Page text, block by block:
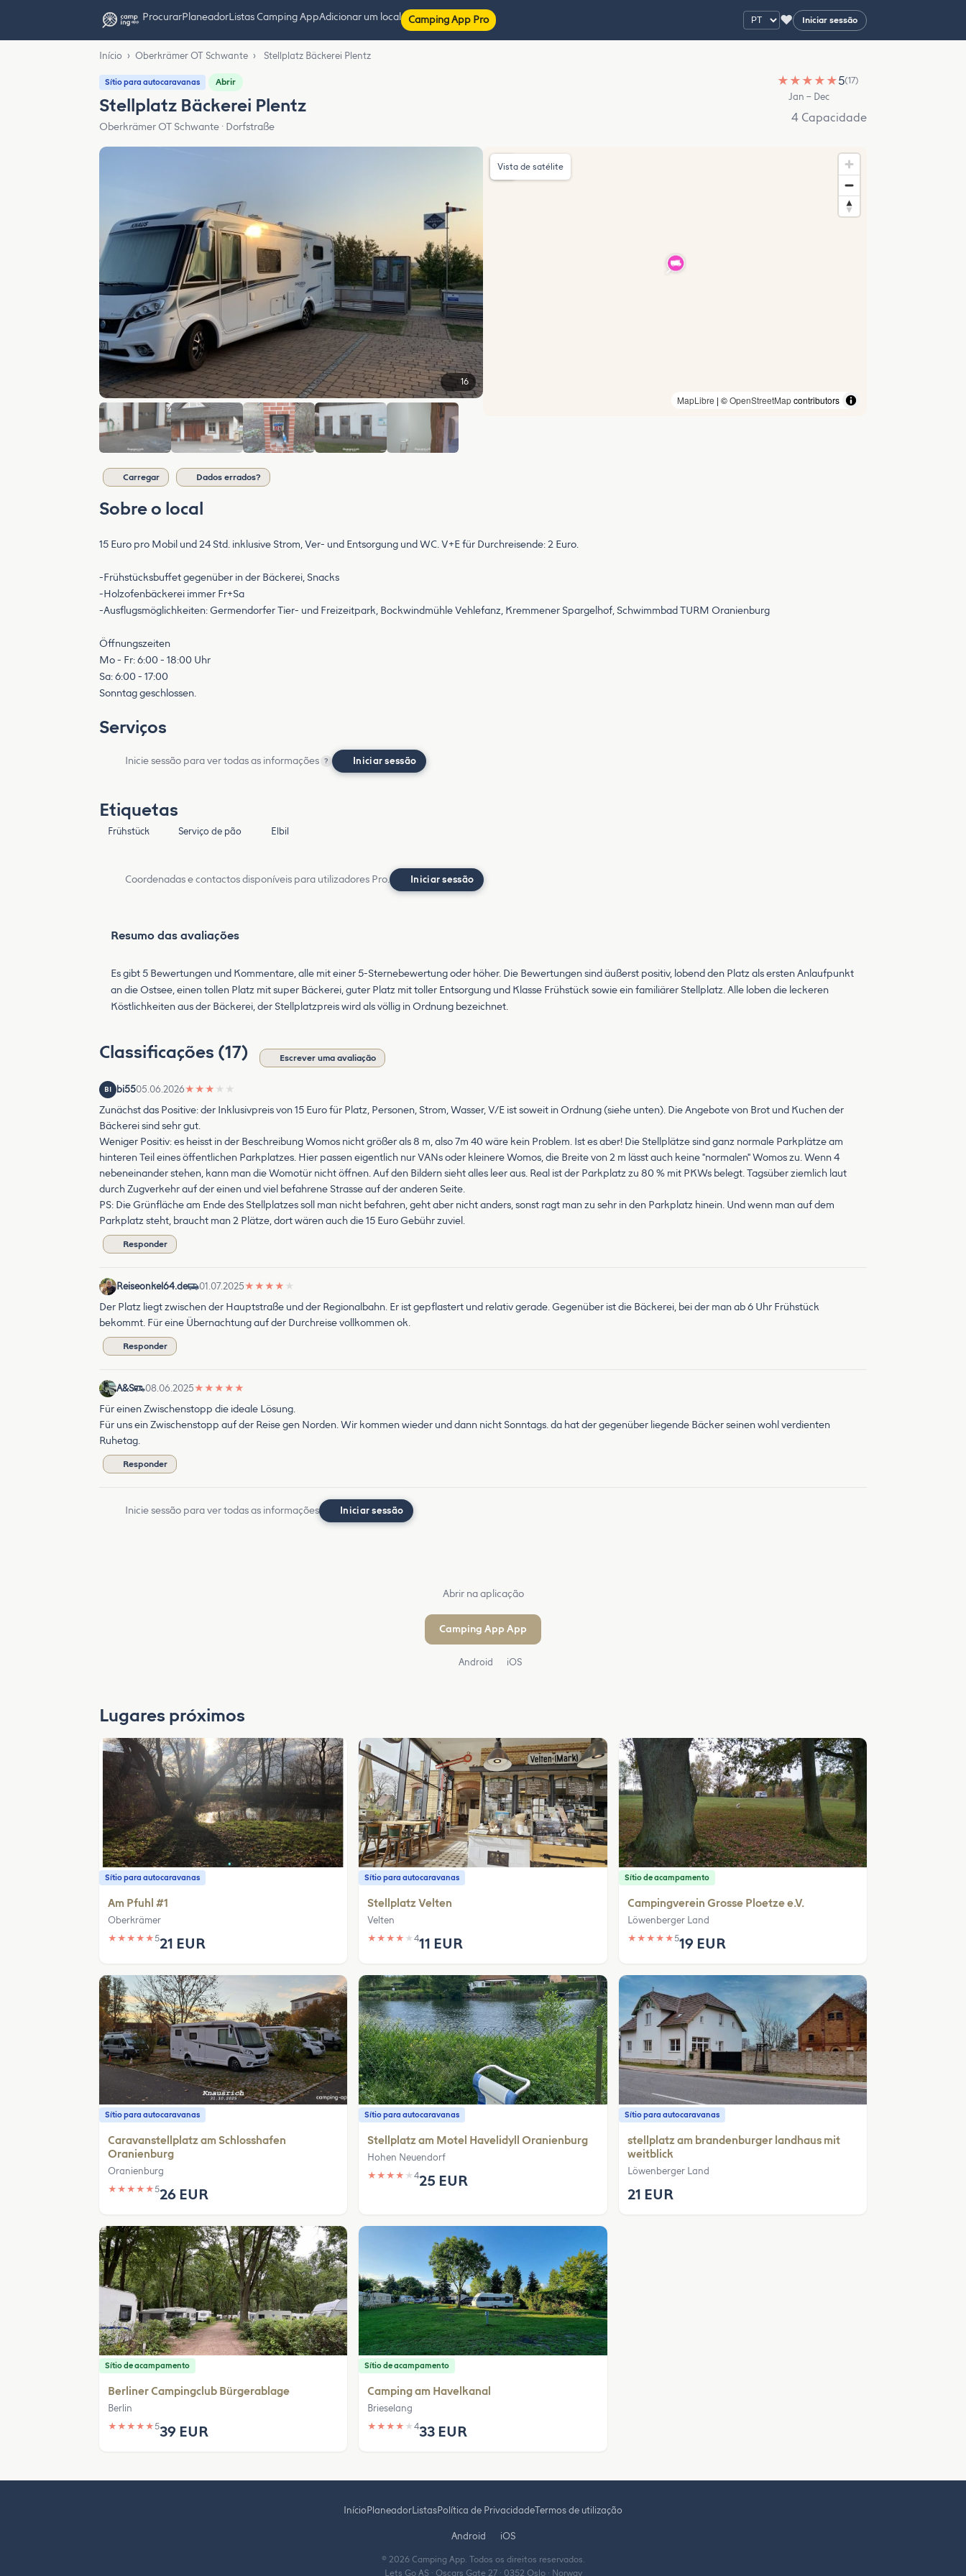
ProcurarPlaneadorListas Camping AppAdicionar um local Camping App Pro ♥ Iniciar sessão
Início › Oberkrämer OT Schwante › Stellplatz Bäckerei Plentz
Sítio para autocaravanas Abrir
Stellplatz Bäckerei Plentz
Oberkrämer OT Schwante · Dorfstraße
★ ★ ★ ★ ★5(17)
Jan – Dec
4 Capacidade
16
MapLibre | ©OpenStreetMapcontributors
Vista de satélite
Carregar Dados errados?
Sobre o local
15 Euro pro Mobil und 24 Std. inklusive Strom, Ver- und Entsorgung und WC. V+E für Durchreisende: 2 Euro.
-Frühstücksbuffet gegenüber in der Bäckerei, Snacks
-Holzofenbäckerei immer Fr+Sa
-Ausflugsmöglichkeiten: Germendorfer Tier- und Freizeitpark, Bockwindmühle Vehlefanz, Kremmener Spargelhof, Schwimmbad TURM Oranienburg
Öffnungszeiten
Mo - Fr: 6:00 - 18:00 Uhr
Sa: 6:00 - 17:00
Sonntag geschlossen.
Serviços
Inicie sessão para ver todas as informações ? Iniciar sessão
Etiquetas
Frühstück Serviço de pão Elbil
Coordenadas e contactos disponíveis para utilizadores Pro. Iniciar sessão
Resumo das avaliações
Es gibt 5 Bewertungen und Kommentare, alle mit einer 5-Sternebewertung oder höher. Die Bewertungen sind äußerst positiv, lobend den Platz als ersten Anlaufpunkt
an die Ostsee, einen tollen Platz mit super Bäckerei, guter Platz mit toller Entsorgung und Klasse Frühstück sowie ein familiärer Stellplatz. Alle loben die leckeren
Köstlichkeiten aus der Bäckerei, der Stellplatzpreis wird als völlig in Ordnung bezeichnet.
Classificações (17) Escrever uma avaliação
BI bi5505.06.2026★ ★ ★ ★ ★
Zunächst das Positive: der Inklusivpreis von 15 Euro für Platz, Personen, Strom, Wasser, V/E ist soweit in Ordnung (siehe unten). Die Angebote von Brot und Kuchen der
Bäckerei sind sehr gut.
Weniger Positiv: es heisst in der Beschreibung Womos nicht größer als 8 m, also 7m 40 wäre kein Problem. Ist es aber! Die Stellplätze sind ganz normale Parkplätze am
hinteren Teil eines öffentlichen Parkplatzes. Hier passen eigentlich nur VANs oder kleinere Womos, die Breite von 2 m lässt auch keine "normalen" Womos zu. Wenn 4
nebeneinander stehen, kann man die Womotür nicht öffnen. Auf den Bildern sieht alles leer aus. Real ist der Parkplatz zu 80 % mit PKWs belegt. Tagsüber ziemlich laut
durch Zugverkehr auf der einen und viel befahrene Strasse auf der anderen Seite.
PS: Die Grünfläche am Ende des Stellplatzes soll man nicht befahren, geht aber nicht anders, sonst ragt man zu sehr in den Parkplatz hinein. Und wenn man auf dem
Parkplatz steht, braucht man 2 Plätze, dort wären auch die 15 Euro Gebühr zuviel.
Responder
Reiseonkel64.de 01.07.2025★ ★ ★ ★ ★
Der Platz liegt zwischen der Hauptstraße und der Regionalbahn. Er ist gepflastert und relativ gerade. Gegenüber ist die Bäckerei, bei der man ab 6 Uhr Frühstück
bekommt. Für eine Übernachtung auf der Durchreise vollkommen ok.
Responder
A&S 08.06.2025★ ★ ★ ★ ★
Für einen Zwischenstopp die ideale Lösung.
Für uns ein Zwischenstopp auf der Reise gen Norden. Wir kommen wieder und dann nicht Sonntags. da hat der gegenüber liegende Bäcker seinen wohl verdienten
Ruhetag.
Responder
Inicie sessão para ver todas as informações Iniciar sessão
Abrir na aplicação
Camping App App
Android iOS
Lugares próximos
Sítio para autocaravanas
Am Pfuhl #1
Oberkrämer
★ ★ ★ ★ ★521 EUR
Sítio para autocaravanas
Stellplatz Velten
Velten
★ ★ ★ ★ ★411 EUR
Sítio de acampamento
Campingverein Grosse Ploetze e.V.
Löwenberger Land
★ ★ ★ ★ ★519 EUR
Sítio para autocaravanas
Caravanstellplatz am Schlosshafen
Oranienburg
Oranienburg
★ ★ ★ ★ ★526 EUR
Sítio para autocaravanas
Stellplatz am Motel Havelidyll Oranienburg
Hohen Neuendorf
★ ★ ★ ★ ★425 EUR
Sítio para autocaravanas
stellplatz am brandenburger landhaus mit
weitblick
Löwenberger Land
21 EUR
Sítio de acampamento
Berliner Campingclub Bürgerablage
Berlin
★ ★ ★ ★ ★539 EUR
Sítio de acampamento
Camping am Havelkanal
Brieselang
★ ★ ★ ★ ★433 EUR
Início PlaneadorListasPolítica de PrivacidadeTermos de utilização
Android iOS
© 2026 Camping App. Todos os direitos reservados.
Lets Go AS · Oscars Gate 27 · 0352 Oslo · Norway